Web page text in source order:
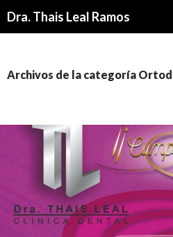
Dra. Thais Leal Ramos
Archivos de la categoría